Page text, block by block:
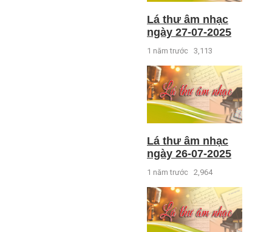
Lá thư âm nhạc
ngày 27-07-2025
1 năm trước 3,113
Lá thư âm nhạc
ngày 26-07-2025
1 năm trước 2,964